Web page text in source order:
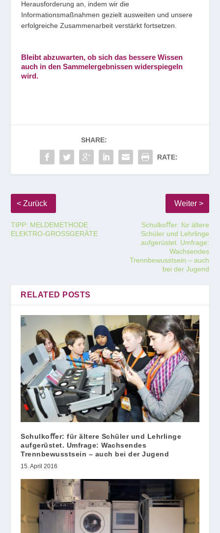
Herausforderung an, indem wir die
Informationsmaßnahmen gezielt ausweiten und unsere
erfolgreiche Zusammenarbeit verstärkt fortsetzen.
Bleibt abzuwarten, ob sich das bessere Wissen
auch in den Sammelergebnissen widerspiegeln
wird.
SHARE:
RATE:
TIPP: MELDEMETHODE
ELEKTRO-GROSSGERÄTE
Schulkoﬀer: für ältere
Schüler und Lehrlinge
aufgerüstet. Umfrage:
Wachsendes
Trennbewusstsein – auch
bei der Jugend
RELATED POSTS
Schulkoﬀer: für ältere Schüler und Lehrlinge
aufgerüstet. Umfrage: Wachsendes
Trennbewusstsein – auch bei der Jugend
15. April 2016